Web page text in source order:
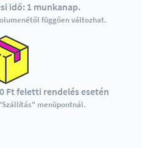
idő: 1 munkanap.
függően változhat.
Ft feletti rendelés esetén
menüpontnál.